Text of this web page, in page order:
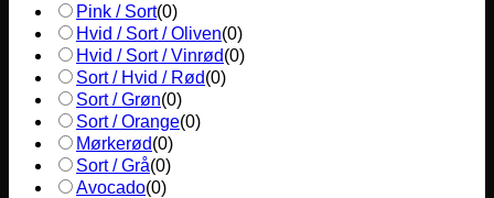
Pink / Sort(0)
Hvid / Sort / Oliven(0)
Hvid / Sort / Vinrød(0)
Sort / Hvid / Rød(0)
Sort / Grøn(0)
Sort / Orange(0)
Mørkerød(0)
Sort / Grå(0)
Avocado(0)